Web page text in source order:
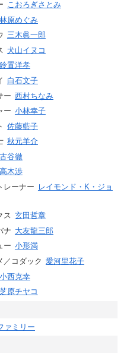
こおろぎさとみ
林原めぐみ
三木眞一郎
犬山イヌコ
鈴置洋孝
白石文子
ー 西村ちなみ
ー 小林幸子
佐藤藍子
秋元羊介
古谷徹
高木渉
レーナー レイモンド・K・ジョ
ス 玄田哲章
ナ 大友龍三郎
ー 小形満
／コダック 愛河里花子
小西克幸
芝原チヤコ
ァミリー